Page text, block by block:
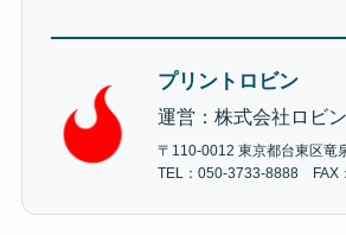
プリントロビン
運営：株式会社ロビ
〒110-0012 東京都台東区竜
TEL：050-3733-8888 FAX